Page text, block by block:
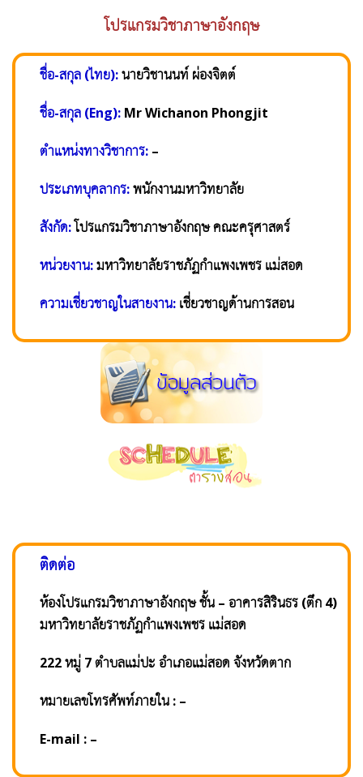
โปรแกรมวิชาภาษาอังกฤษ
ชื่อ-สกุล (ไทย):นายวิชานนท์ ผ่องจิตต์
ชื่อ-สกุล (Eng): Mr Wichanon Phongjit
ตำแหน่งทางวิชาการ: –
ประเภทบุคลากร:พนักงานมหาวิทยาลัย
สังกัด:โปรแกรมวิชาภาษาอังกฤษ คณะครุศาสตร์
หน่วยงาน:มหาวิทยาลัยราชภัฏกำแพงเพชร แม่สอด
ความเชี่ยวชาญในสายงาน: เชี่ยวชาญด้านการสอน
ติดต่อ
ห้องโปรแกรมวิชาภาษาอังกฤษ ชั้น – อาคารสิรินธร (ตึก 4)
มหาวิทยาลัยราชภัฏกำแพงเพชร แม่สอด
222 หมู่ 7 ตำบลแม่ปะ อำเภอแม่สอด จังหวัดตาก
หมายเลขโทรศัพท์ภายใน : –
E-mail : –